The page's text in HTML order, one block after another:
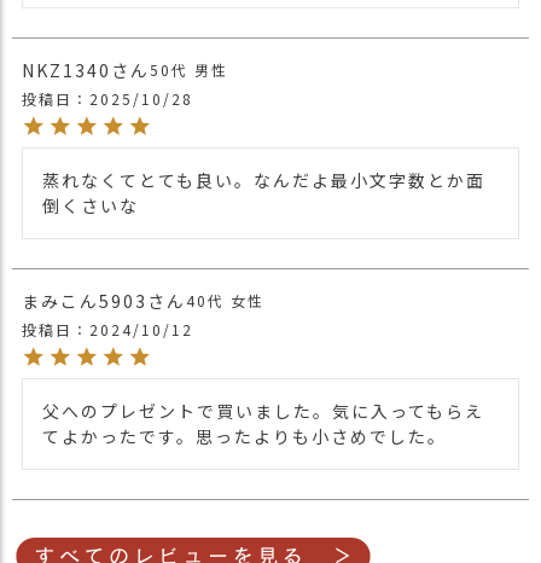
NKZ1340 50代 男性
投稿日
2025/10/28
蒸れなくてとても良い。なんだよ最小文字数とか面
倒くさいな
まみこん5903 40代 女性
投稿日
2024/10/12
父へのプレゼントで買いました。気に入ってもらえ
てよかったです。思ったよりも小さめでした。